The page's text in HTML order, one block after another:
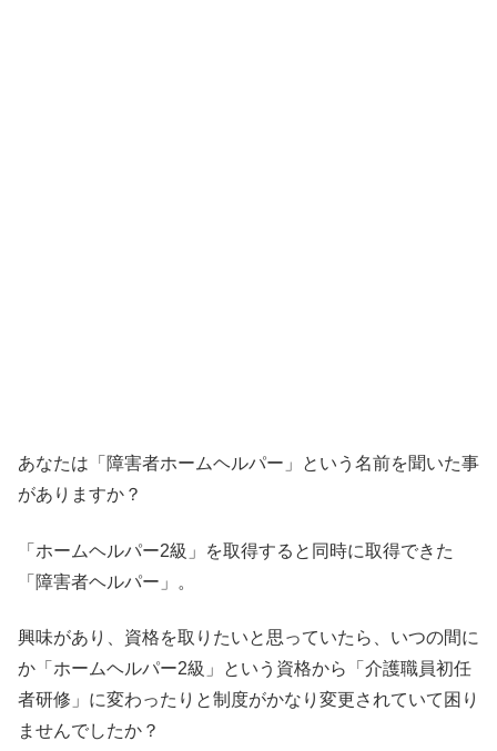
あなたは「障害者ホームヘルパー」という名前を聞いた事
がありますか？
「ホームヘルパー2級」を取得すると同時に取得できた
「障害者ヘルパー」。
興味があり、資格を取りたいと思っていたら、いつの間に
か「ホームヘルパー2級」という資格から「介護職員初任
者研修」に変わったりと制度がかなり変更されていて困り
ませんでしたか？